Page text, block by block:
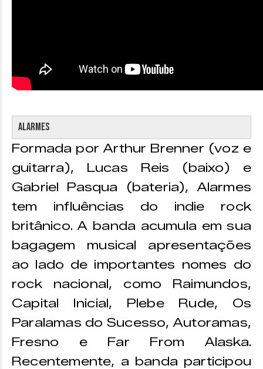
Alarmes
Formada por Arthur Brenner (voz e
guitarra), Lucas Reis (baixo) e
Gabriel Pasqua (bateria), Alarmes
tem influências do indie rock
britânico. A banda acumula em sua
bagagem musical apresentações
ao lado de importantes nomes do
rock nacional, como Raimundos,
Capital Inicial, Plebe Rude, Os
Paralamas do Sucesso, Autoramas,
Fresno e Far From Alaska.
Recentemente, a banda participou